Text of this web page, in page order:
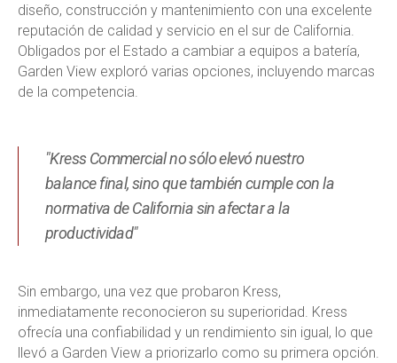
diseño, construcción y mantenimiento con una excelente
reputación de calidad y servicio en el sur de California.
Obligados por el Estado a cambiar a equipos a batería,
Garden View exploró varias opciones, incluyendo marcas
de la competencia.
"Kress Commercial no sólo elevó nuestro
balance final, sino que también cumple con la
normativa de California sin afectar a la
productividad"
Sin embargo, una vez que probaron Kress,
inmediatamente reconocieron su superioridad. Kress
ofrecía una confiabilidad y un rendimiento sin igual, lo que
llevó a Garden View a priorizarlo como su primera opción.